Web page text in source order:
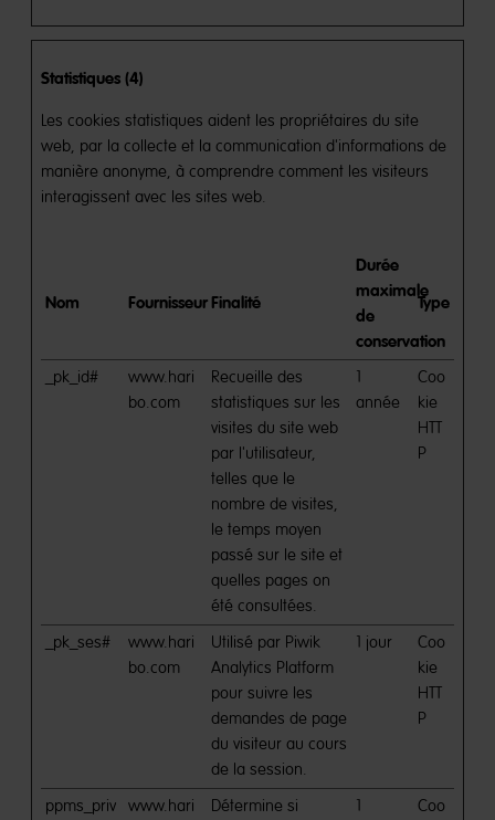
Statistiques (4)
Les cookies statistiques aident les propriétaires du site
web, par la collecte et la communication d'informations de
manière anonyme, à comprendre comment les visiteurs
interagissent avec les sites web.
Nom Fournisseur Finalité
Durée
maximale
de
conservation
Type
_pk_id#
www.hari
bo.com
Recueille des
statistiques sur les
visites du site web
par l'utilisateur,
telles que le
nombre de visites,
le temps moyen
passé sur le site et
quelles pages on
été consultées.
1
année
Coo
kie
HTT
P
_pk_ses#
www.hari
bo.com
Utilisé par Piwik
Analytics Platform
pour suivre les
demandes de page
du visiteur au cours
de la session.
1 jour
Coo
kie
HTT
P
ppms_priv
www.hari
Détermine si
1
Coo